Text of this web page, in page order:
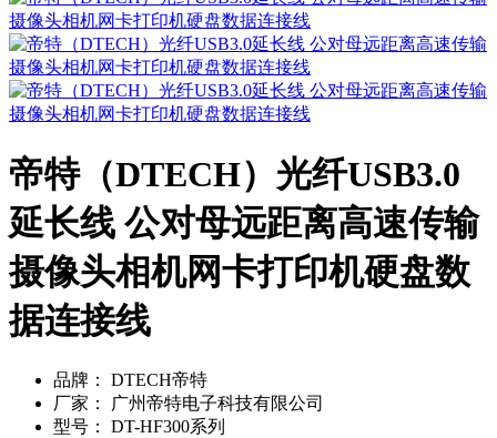
帝特（DTECH）光纤USB3.0
延长线 公对母远距离高速传输
摄像头相机网卡打印机硬盘数
据连接线
品牌：
DTECH帝特
厂家：
广州帝特电子科技有限公司
型号：
DT-HF300系列